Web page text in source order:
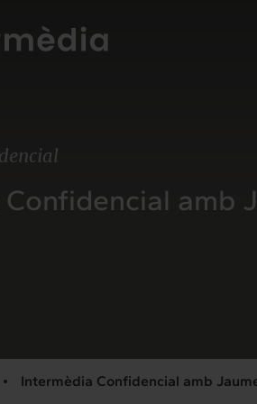
amb
Intermèdia Confidencial amb